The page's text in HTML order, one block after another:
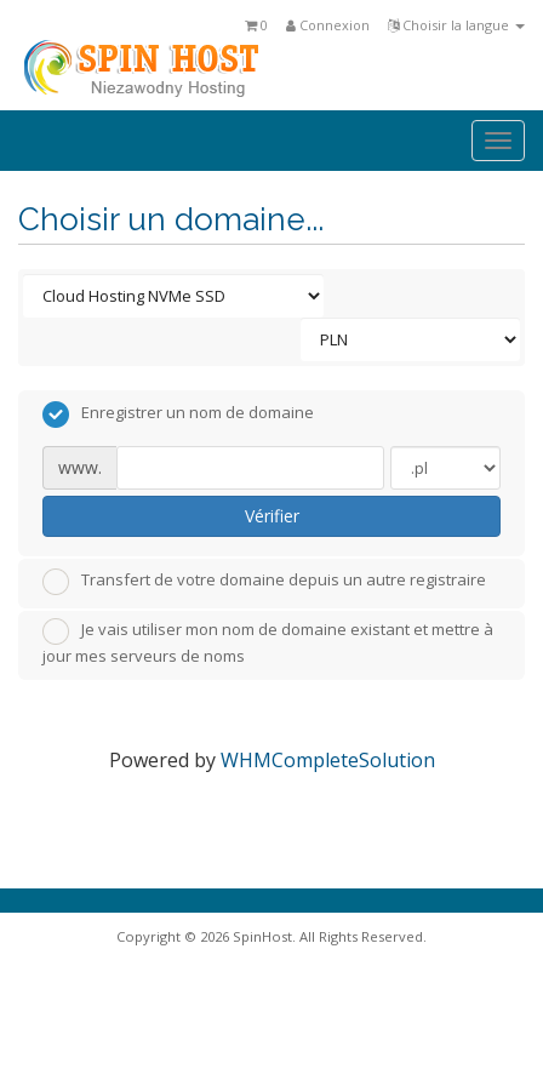
Choisir la langue
Connexion
0
Choisir un domaine...
Enregistrer un nom de domaine
www.
Vérifier
Transfert de votre domaine depuis un autre registraire
Je vais utiliser mon nom de domaine existant et mettre à
jour mes serveurs de noms
Powered byWHMCompleteSolution
Copyright © 2026 SpinHost. All Rights Reserved.